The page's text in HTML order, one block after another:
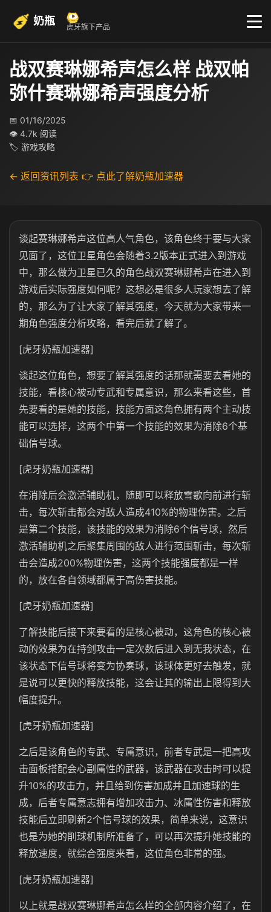
奶瓶 虎牙旗下产品
战双赛琳娜希声怎么样 战双帕
弥什赛琳娜希声强度分析
📅 01/16/2025
👁 4.7k 阅读
🏷 游戏攻略
← 返回资讯列表 👉 点此了解奶瓶加速器
谈起赛琳娜希声这位高人气角色，该角色终于要与大家
见面了，这位卫星角色会随着3.2版本正式进入到游戏
中，那么做为卫星已久的角色战双赛琳娜希声在进入到
游戏后实际强度如何呢？这想必是很多人玩家想去了解
的，那么为了让大家了解其强度，今天就为大家带来一
期角色强度分析攻略，看完后就了解了。
[虎牙奶瓶加速器]
谈起这位角色，想要了解其强度的话那就需要去看她的
技能，看核心被动专武和专属意识，那么来看这些，首
先要看的是她的技能，技能方面这角色拥有两个主动技
能可以选择，这两个中第一个技能的效果为消除6个基
础信号球。
[虎牙奶瓶加速器]
在消除后会激活辅助机，随即可以释放雪歌向前进行斩
击，每次斩击都会对敌人造成410%的物理伤害。之后
是第二个技能，该技能的效果为消除6个信号球，然后
激活辅助机之后聚集周围的敌人进行范围斩击，每次斩
击会造成200%物理伤害，这两个技能强度都是一样
的，放在各自领域都属于高伤害技能。
[虎牙奶瓶加速器]
了解技能后接下来要看的是核心被动，这角色的核心被
动的效果为在持剑攻击一定次数后进入到无我状态，在
该状态下信号球将变为协奏球，该球体更好去触发，就
是说可以更快的释放技能，这会让其的输出上限得到大
幅度提升。
[虎牙奶瓶加速器]
之后是该角色的专武、专属意识，前者专武是一把高攻
击面板搭配会心副属性的武器，该武器在攻击时可以提
升10%的攻击力，并且给到伤害加成并且加速球的生
成，后者专属意志拥有增加攻击力、冰属性伤害和释放
技能后立即刷新2个信号球的效果，简单来说，这意识
也是为她的削球机制所准备了，可以再次提升她技能的
释放速度，就综合强度来看，这位角色非常的强。
[虎牙奶瓶加速器]
以上就是战双赛琳娜希声怎么样的全部内容介绍了，在